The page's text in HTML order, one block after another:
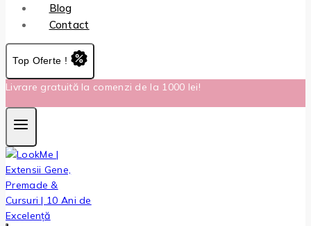
Blog
Contact
Top Oferte !
Livrare gratuită la comenzi de la 1000 lei!